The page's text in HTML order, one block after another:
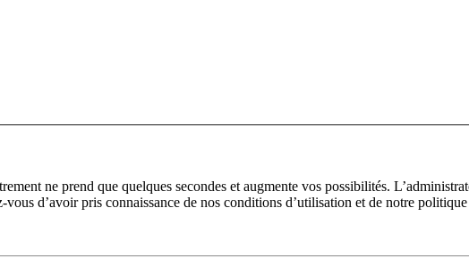
ne prend que quelques secondes et augmente vos possibilités.
d’avoir pris connaissance de nos conditions d’utilisation et de notre